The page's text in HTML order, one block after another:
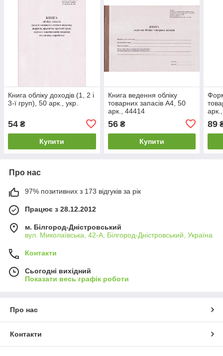
Книга обліку доходів (1, 2 і
3-ї груп), 50 арк., укр.
54 ₴
Купити
Книга ведення обліку
товарних запасів А4, 50
арк., 44414
56₴
Купити
89
Про нас
97% позитивних з 173 відгуків за рік
Працює з 28.12.2012
м. Білгород-Дністровський
вул. Миколаївська, 42-А, Білгород-Дністровський, Україна
Контакти
Сьогодні вихідний
Показати весь графік роботи
Про нас
Контакти